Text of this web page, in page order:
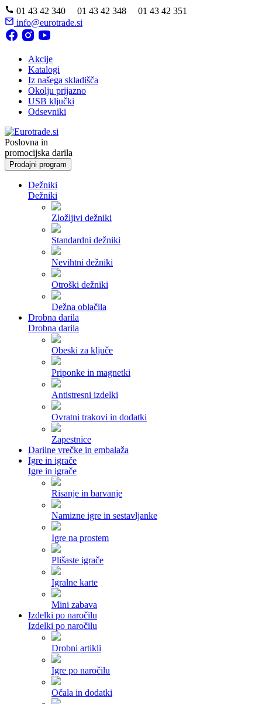
01 43 42 340 01 43 42 348 01 43 42 351
info@eurotrade.si
Akcije
Katalogi
Iz našega skladišča
Okolju prijazno
USB ključki
Odsevniki
Poslovna in
promocijska darila
Prodajni program
Dežniki
Dežniki
Zložljivi dežniki
Standardni dežniki
Nevihtni dežniki
Otroški dežniki
Dežna oblačila
Drobna darila
Drobna darila
Obeski za ključe
Priponke in magnetki
Antistresni izdelki
Ovratni trakovi in dodatki
Zapestnice
Darilne vrečke in embalaža
Igre in igrače
Igre in igrače
Risanje in barvanje
Namizne igre in sestavljanke
Igre na prostem
Plišaste igrače
Igralne karte
Mini zabava
Izdelki po naročilu
Izdelki po naročilu
Drobni artikli
Igre po naročilu
Očala in dodatki